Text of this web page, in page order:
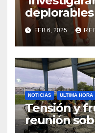
facilidades
de la Salud
FEB 6, 2025
NOTICIAS ULTIMA HORA
Tensión y
reunión